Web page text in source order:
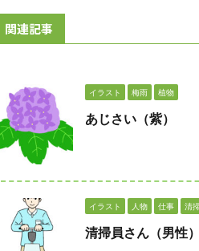
関連記事
イラスト 梅雨 植物
あじさい（紫）
イラスト 人物 仕事 清
清掃員さん（男性）